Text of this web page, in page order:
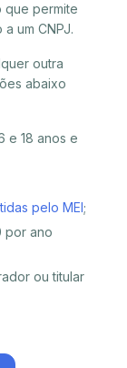
que permite
um CNPJ.
outra
abaixo
e 18 anos e
pelo MEI;
por ano
ou titular